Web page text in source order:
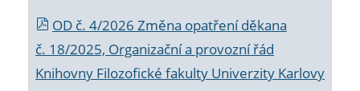
OD č. 4/2026 Změna opatření děkana
č. 18/2025, Organizační a provozní řád
Knihovny Filozofické fakulty Univerzity Karlovy